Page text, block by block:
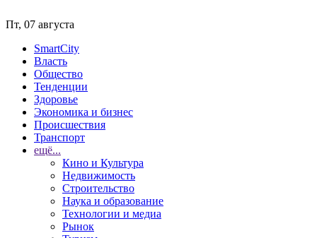
Пт, 07 августа
SmartCity
Власть
Общество
Тенденции
Здоровье
Экономика и бизнес
Происшествия
Транспорт
ещё...
Кино и Культура
Недвижимость
Строительство
Наука и образование
Технологии и медиа
Рынок